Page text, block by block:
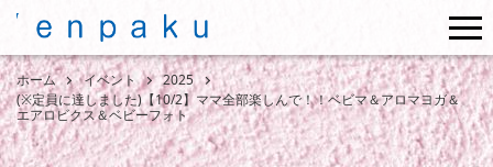
ホーム イベント
2025
(※定員に達しました)【10/2】ママ全部楽しんで！！ベビマ＆アロマヨガ＆
エアロビクス＆ベビーフォト